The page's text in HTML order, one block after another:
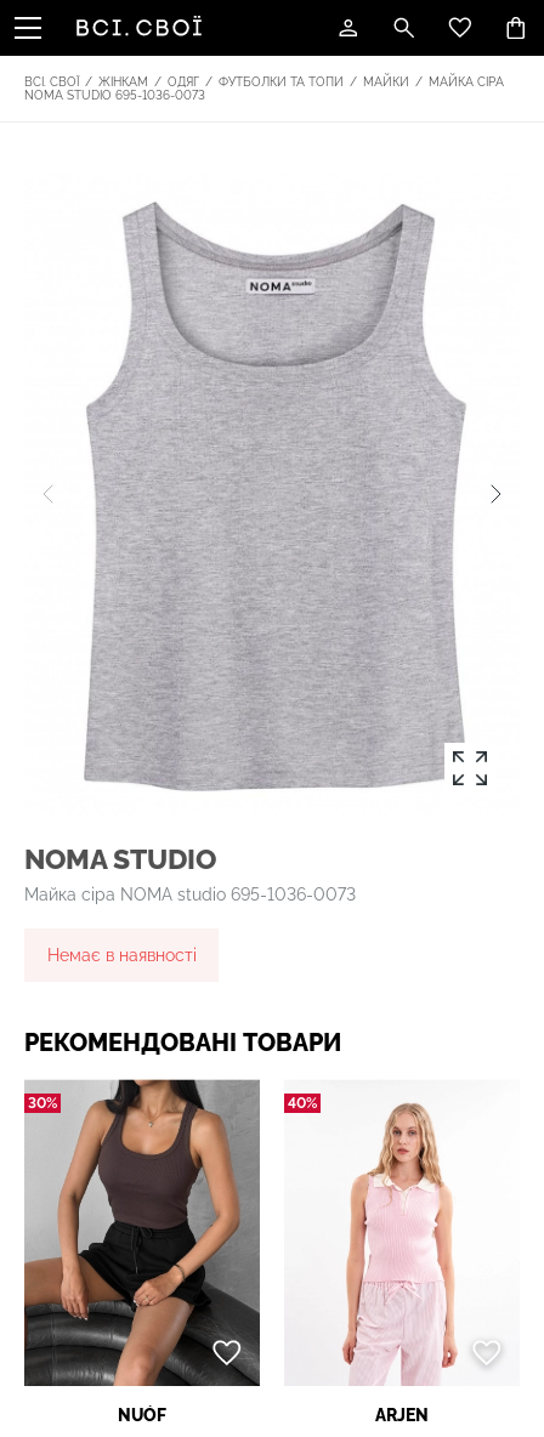
ВСІ. СВОЇ / ЖІНКАМ / ОДЯГ / ФУТБОЛКИ ТА ТОПИ / МАЙКИ / МАЙКА СІРА
NOMA STUDIO 695-1036-0073
NOMA STUDIO
Майка сіра NOMA studio 695-1036-0073
Немає в наявності
РЕКОМЕНДОВАНІ ТОВАРИ
30%
NUÓF
40%
ARJEN